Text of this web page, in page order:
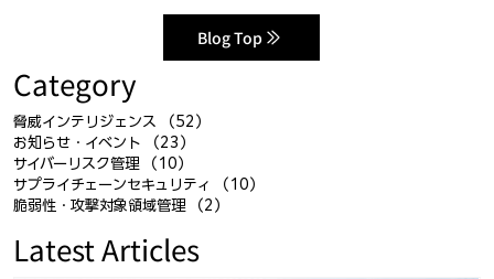
Blog Top
Category
脅威インテリジェンス （52）
お知らせ・イベント
（23）
サイバーリスク管理
（10）
サプライチェーンセキュリティ
（10）
脆弱性・攻撃対象領域管理
（2）
Latest Articles